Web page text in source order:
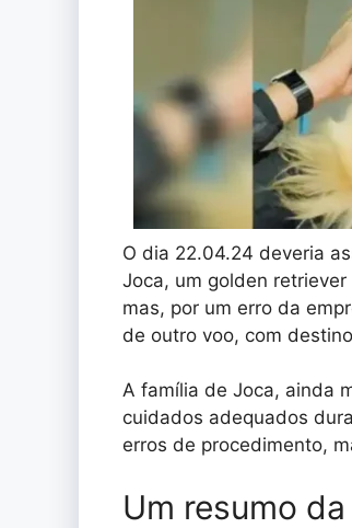
O dia 22.04.24 deveria
Joca, um golden
mas, por um erro da
de outro voo, com
A família de Joca, ainda
cuidados adequados
erros de procedimento,
Um resumo